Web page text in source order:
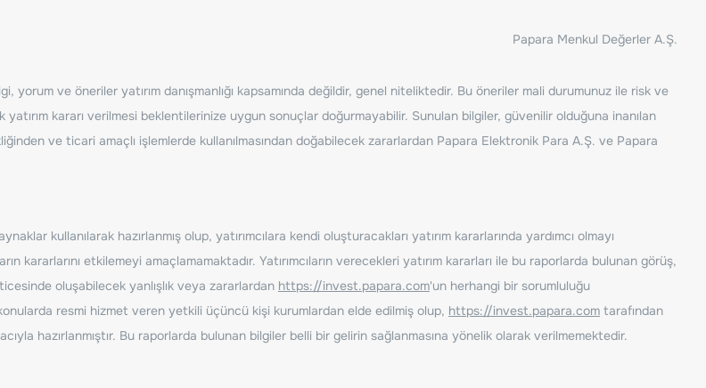
Papara Menkul Değerler A.Ş.
yorum ve öneriler yatırım danışmanlığı kapsamında değildir, genel niteliktedir. Bu öneriler mali durumunuz ile risk ve
kararı verilmesi beklentilerinize uygun sonuçlar doğurmayabilir. Sunulan bilgiler, güvenilir olduğuna inanılan
ve ticari amaçlı işlemlerde kullanılmasından doğabilecek zararlardan Papara Elektronik Para A.Ş. ve Papara
kullanılarak hazırlanmış olup, yatırımcılara kendi oluşturacakları yatırım kararlarında yardımcı olmayı
kararlarını etkilemeyi amaçlamamaktadır. Yatırımcıların verecekleri yatırım kararları ile bu raporlarda bulunan görüş,
oluşabilecek yanlışlık veya zararlardan https://invest.papara.com'un herhangi bir sorumluluğu
resmi hizmet veren yetkili üçüncü kişi kurumlardan elde edilmiş olup, https://invest.papara.com tarafından
hazırlanmıştır. Bu raporlarda bulunan bilgiler belli bir gelirin sağlanmasına yönelik olarak verilmemektedir.